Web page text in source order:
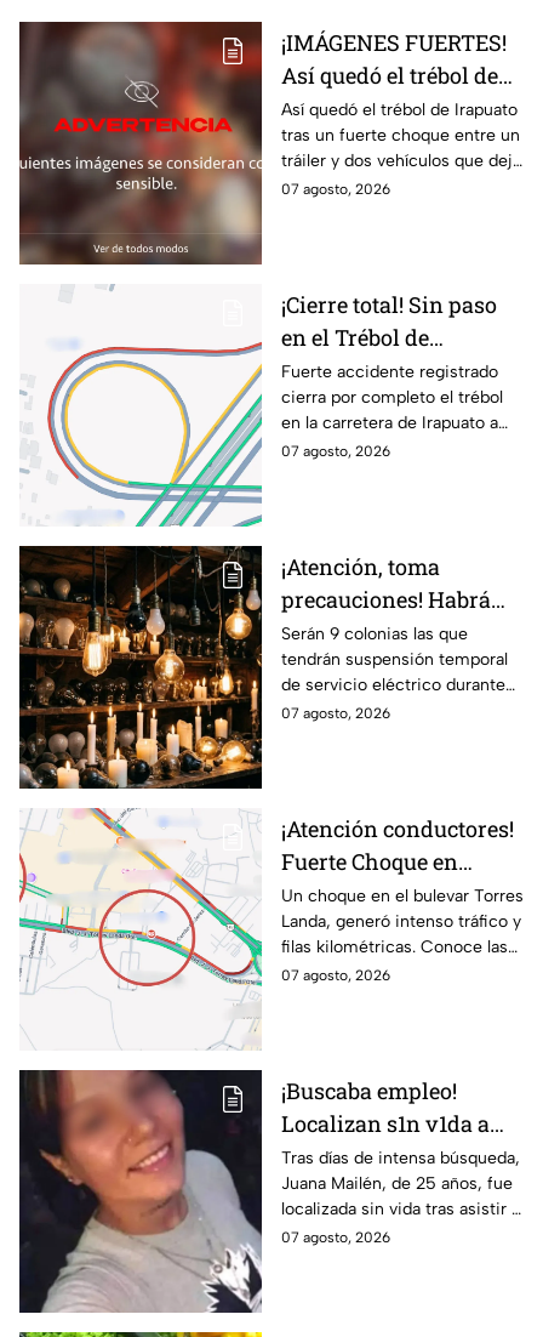
¡IMÁGENES FUERTES!
Así quedó el trébol de
Irapuato tras aparatoso
choque; hay mu3rtos y
lesionados
Así quedó el trébol de Irapuato
tras un fuerte choque entre un
tráiler y dos vehículos que dejó
dos muertos y siete personas
07 agosto, 2026
¡Cierre total! Sin paso
en el Trébol de
Irapuato; toma estas
vías alternas
Fuerte accidente registrado
cierra por completo el trébol
en la carretera de Irapuato a
Abasolo
07 agosto, 2026
¡Atención, toma
precauciones! Habrá
suspensión de luz por 8
horas hoy viernes 7 y
mañana sábado 8 de
agosto en 9 sitios
Serán 9 colonias las que
tendrán suspensión temporal
de servicio eléctrico durante
ocho horas este viernes 7 y
07 agosto, 2026
¡Atención conductores!
Fuerte Choque en
Torres Landa provoca
filas kilométricas a esta
altura
Un choque en el bulevar Torres
Landa, generó intenso tráfico y
filas kilométricas. Conoce las
vías alternas.
07 agosto, 2026
¡Buscaba empleo!
Localizan s1n v1da a
joven de 25 años que
acudió a entrevista de
trabajo falsa
Tras días de intensa búsqueda,
Juana Mailén, de 25 años, fue
localizada sin vida tras asistir a
una supuesta oferta laboral en
07 agosto, 2026